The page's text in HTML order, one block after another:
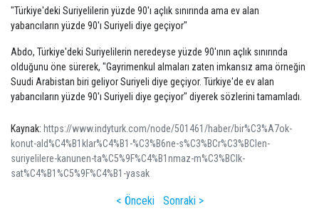
"Türkiye'deki Suriyelilerin yüzde 90'ı açlık sınırında ama ev alan
yabancıların yüzde 90'ı Suriyeli diye geçiyor"
Abdo, Türkiye'deki Suriyelilerin neredeyse yüzde 90'ının açlık sınırında
olduğunu öne sürerek, "Gayrimenkul almaları zaten imkansız ama örneğin
Suudi Arabistan biri geliyor Suriyeli diye geçiyor. Türkiye'de ev alan
yabancıların yüzde 90'ı Suriyeli diye geçiyor" diyerek sözlerini tamamladı.
Kaynak: https://www.indyturk.com/node/501461/haber/bir%C3%A7ok-
konut-ald%C4%B1klar%C4%B1-%C3%B6ne-s%C3%BCr%C3%BClen-
suriyelilere-kanunen-ta%C5%9F%C4%B1nmaz-m%C3%BClk-
sat%C4%B1%C5%9F%C4%B1-yasak
< Önceki Sonraki >